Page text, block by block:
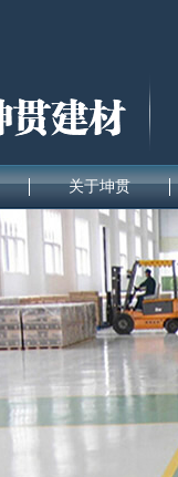
关于坤贯